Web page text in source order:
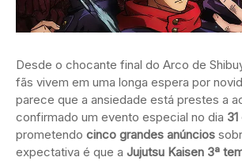
Desde o chocante final do Arco de
fãs vivem em uma longa espera por
parece que a ansiedade está prestes a
confirmado um evento especial no dia
prometendo cinco grandes anúncios
expectativa é que a Jujutsu Kaisen 3ª